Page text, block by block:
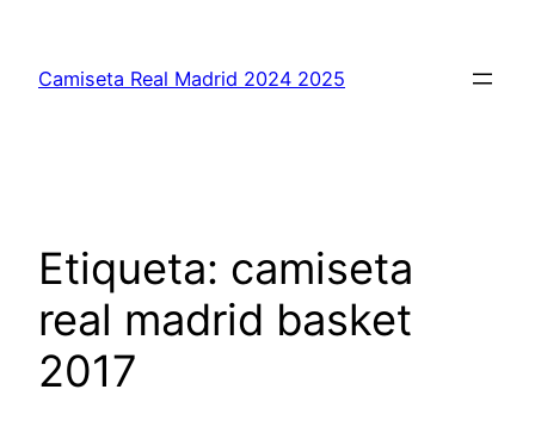
contenido
Camiseta Real Madrid 2024 2025
Etiqueta: camiseta
real madrid basket
2017